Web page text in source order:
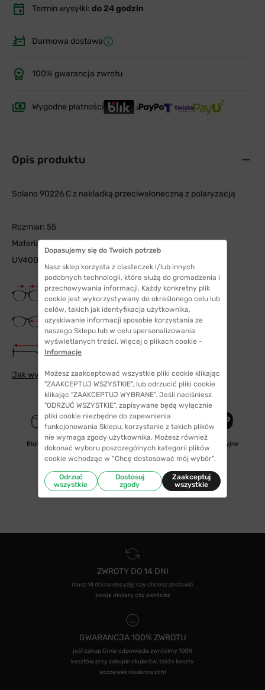
Termin wysyłki: do 24 godzin
Darmowa dostawa
100% gwarancja zwrotu
Wygodne płatności
Opis produktu
Solano 90226 C z nakładką przeciwsłoneczną z polaryzacją
Rozmiar: 55
Materiał soczewki: TAC
UV400
Szerokość mostka
16 mm
Szerokość szkła
55 mm
Długość zauszników
140 mm
Jak wybrać odpowiedni rozmiar
Etui/woreczek
nakładka
przeciwsłoneczna polaryzacyjne
ZWROTY DO 14 DNI
masz 14 dni na decyzję czy chcesz zostawić
swoje okulary czy zwrócisz
GWARANCJA 100% ZWROTU
jeśli zakup Ci nie odpowiada zwrócimy 100%
kosztów przy zakupie okularów, także koszty
soczewek okularowych!
Dopasujemy się do Twoich potrzeb
Nasz sklep korzysta z ciasteczek i/lub innych
podobnych technologii, które służą do gromadzenia i
przechowywania informacji. Każdy konkretny plik
cookie jest wykorzystywany do określonego celu lub
celów, takich jak identyfikacja użytkownika,
uzyskiwanie informacji sposobie korzystania ze
naszego Sklepu lub w celu spersonalizowania
wyświetlanych treści. Więcej o plikach cookie -
Informacje
Możesz zaakceptować wszystkie pliki cookie klikając
"ZAAKCEPTUJ WSZYSTKIE", lub odrzucić pliki cookie
klikając "ZAAKCEPTUJ WYBRANE". Jeśli naciśniesz
"ODRZUĆ WSZYSTKIE", zapisywane będą wyłącznie
pliki cookie niezbędne do zapewnienia
funkcjonowania Sklepu, korzystanie z takich plików
nie wymaga zgody użytkownika. Możesz również
dokonać wyboru poszczególnych kategorii plików
cookie wchodząc w “Chcę dostosować mój wybór”.
Odrzuć
wszystkie
Dostosuj
zgody
Zaakceptuj
wszystkie